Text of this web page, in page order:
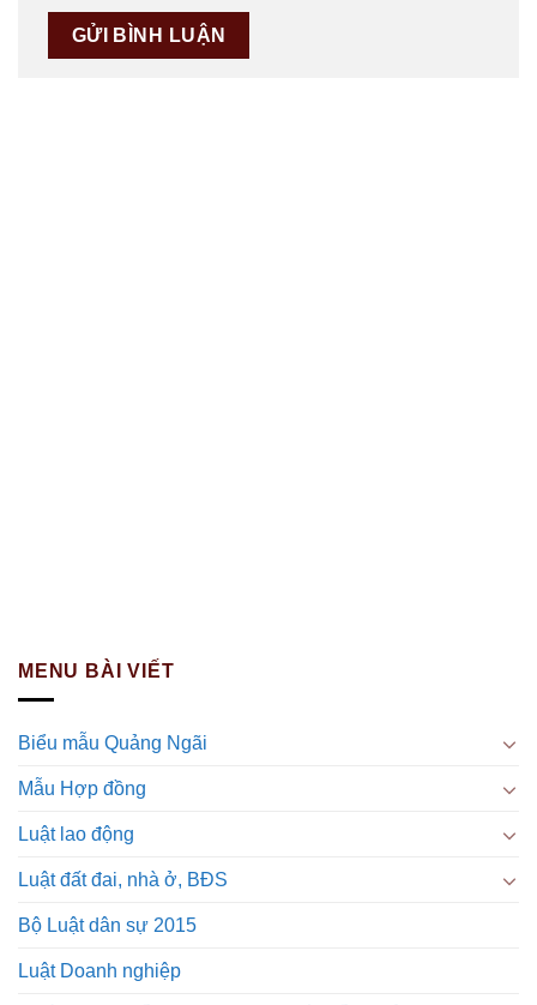
MENU BÀI VIẾT
Biểu mẫu Quảng Ngãi
Mẫu Hợp đồng
Luật lao động
Luật đất đai, nhà ở, BĐS
Bộ Luật dân sự 2015
Luật Doanh nghiệp